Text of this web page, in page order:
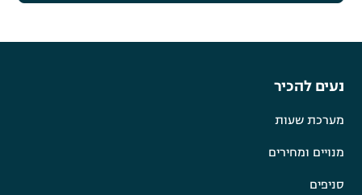
נעים להכיר
מערכת שעות
מנויים ומחירים
סניפים